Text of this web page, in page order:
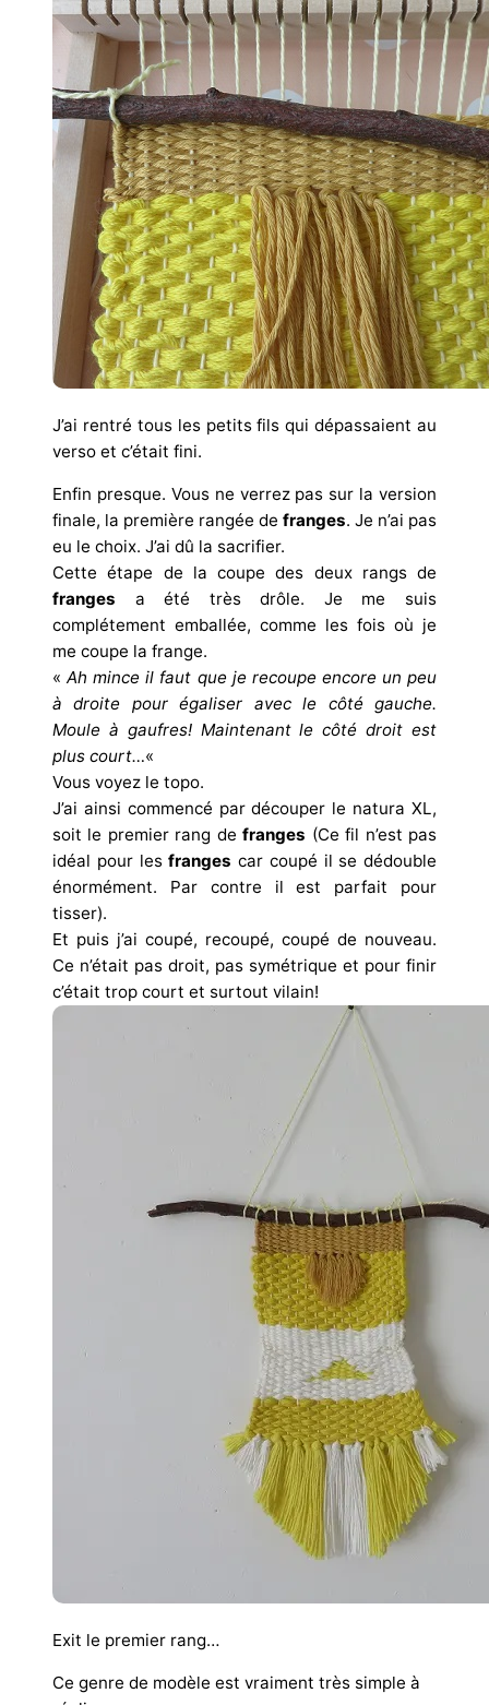
J’ai rentré tous les petits fils qui dépassaient au
verso et c’était fini.
Enfin presque. Vous ne verrez pas sur la version
finale, la première rangée de franges. Je n’ai pas
eu le choix. J’ai dû la sacrifier.
Cette étape de la coupe des deux rangs de
franges a été très drôle. Je me suis
complétement emballée, comme les fois où je
me coupe la frange.
«Ah mince il faut que je recoupe encore un peu
à droite pour égaliser avec le côté gauche.
Moule à gaufres! Maintenant le côté droit est
plus court…«
Vous voyez le topo.
J’ai ainsi commencé par découper le natura XL,
soit le premier rang defranges (Ce fil n’est pas
idéal pour lesfranges car coupé il se dédouble
énormément. Par contre il est parfait pour
tisser).
Et puis j’ai coupé, recoupé, coupé de nouveau.
Ce n’était pas droit, pas symétrique et pour finir
c’était trop court et surtout vilain!
Exit le premier rang…
Ce genre de modèle est vraiment très simple à